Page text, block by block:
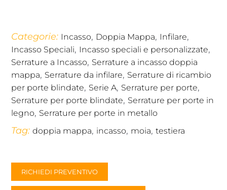
Categorie: Incasso, Doppia Mappa, Infilare,
Incasso Speciali, Incasso speciali e personalizzate,
Serrature a Incasso, Serrature a incasso doppia
mappa, Serrature da infilare, Serrature di ricambio
per porte blindate, Serie A, Serrature per porte,
Serrature per porte blindate, Serrature per porte in
legno, Serrature per porte in metallo
Tag:doppia mappa, incasso, moia, testiera
RICHIEDI PREVENTIVO